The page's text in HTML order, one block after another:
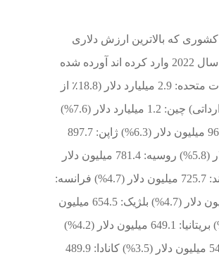
در زیر 15 کشوری که بالاترین ارزش دلاری
موز را در سال 2022 وارد کرده اند آورده شده
است. ایالات متحده: 2.9 میلیارد دلار (18.8٪ از
کل موز وارداتی) چین: 1.2 میلیارد دلار (7.6%)
آلمان: 965.2 میلیون دلار (6.3%) ژاپن: 897.7
میلیون دلار (5.8%) روسیه: 781.4 میلیون دلار
(5.1%) هلند: 725.7 میلیون دلار (4.7%) فرانسه:
724.5 میلیون دلار (4.7%) بلژیک: 654.5 میلیون
دلار (4.3%) بریتانیا: 649.1 میلیون دلار (4.2%)
ایتالیا: 544.8 میلیون دلار (3.5%) کانادا: 489.9